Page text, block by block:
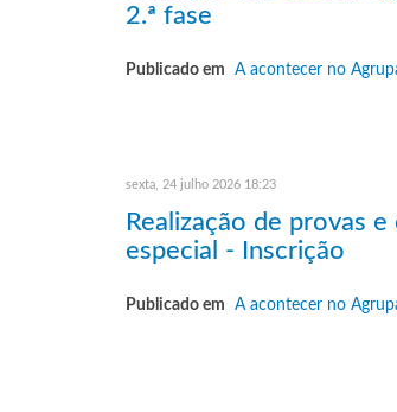
2.ª fase
Publicado em A acontecer no
sexta, 24 julho 2026 18:23
Realização de provas
especial - Inscrição
Publicado em A acontecer no